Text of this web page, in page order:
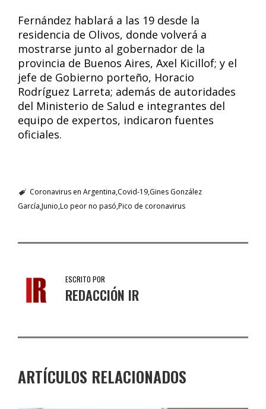
Fernández hablará a las 19 desde la
residencia de Olivos, donde volverá a
mostrarse junto al gobernador de la
provincia de Buenos Aires, Axel Kicillof; y el
jefe de Gobierno porteño, Horacio
Rodríguez Larreta; además de autoridades
del Ministerio de Salud e integrantes del
equipo de expertos, indicaron fuentes
oficiales.
Coronavirus en Argentina Covid-19Gines González
García Junio Lo peor no pasó Pico de coronavirus
ESCRITO POR
REDACCIÓN IR
ARTÍCULOS RELACIONADOS